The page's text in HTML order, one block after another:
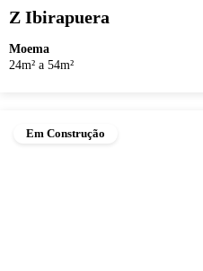
Z Ibirapuera
Moema
24m² a 54m²
Em Construção